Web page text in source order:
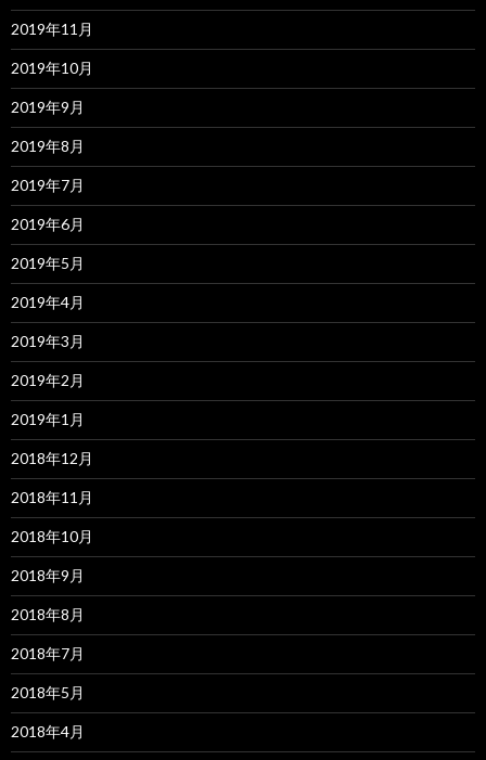
2019年11月
2019年10月
2019年9月
2019年8月
2019年7月
2019年6月
2019年5月
2019年4月
2019年3月
2019年2月
2019年1月
2018年12月
2018年11月
2018年10月
2018年9月
2018年8月
2018年7月
2018年5月
2018年4月